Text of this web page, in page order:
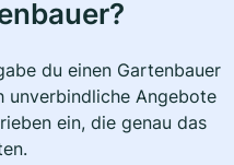
du einen Gartenbauer
unverbindliche Angebote
ein, die genau das